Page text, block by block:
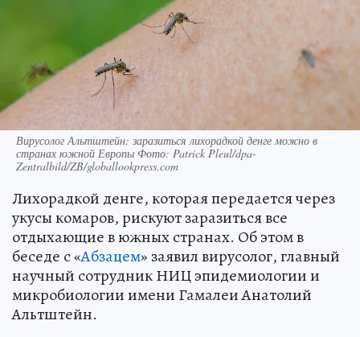
Вирусолог Альтштейн: заразиться лихорадкой денге можно в
странах южной Европы Фото: Patrick Pleul/dpa-
Zentralbild/ZB/globallookpress.com
Лихорадкой денге, которая передается через
укусы комаров, рискуют заразиться все
отдыхающие в южных странах. Об этом в
беседе с «Абзацем» заявил вирусолог, главный
научный сотрудник НИЦ эпидемиологии и
микробиологии имени Гамалеи Анатолий
Альтштейн.